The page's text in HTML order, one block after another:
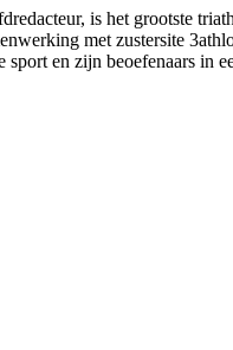
is het grootste
met zustersite
sport en zijn beoefenaars in